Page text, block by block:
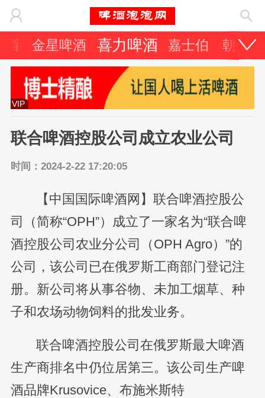
酒 金星啤酒 喜力啤酒 嘉士伯 朝日
VIP
联合啤酒控股公司成立农业公司
时间：2024-2-22 17:20:05
【中国国际啤酒网】联合啤酒控股公
司（简称“OPH”）成立了一家名为“联合啤
酒控股公司农业分公司（OPH Agro）”的
公司，该公司已在俄罗斯工商部门登记注
册。新公司将从事谷物、未加工烟草、种
子和农场动物饲料的批发业务。
联合啤酒控股公司在俄罗斯最大啤酒
生产商排名中仍位居第三。该公司生产啤
酒品牌Krusovice、布施米斯特